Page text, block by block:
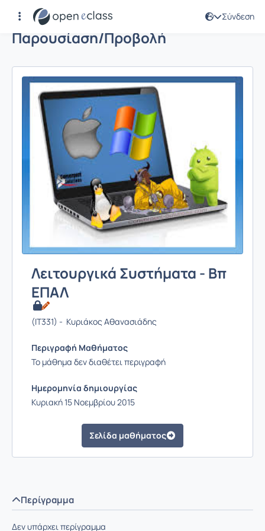
Σύνδεση
Παρουσίαση/Προβολή
Λειτουργικά Συστήματα - Βπ
ΕΠΑΛ
(IT331) - Κυριάκος Αθανασιάδης
Περιγραφή Μαθήματος
Το μάθημα δεν διαθέτει περιγραφή
Ημερομηνία δημιουργίας
Κυριακή 15 Νοεμβρίου 2015
Σελίδα μαθήματος
Περίγραμμα
Δεν υπάρχει περίγραμμα